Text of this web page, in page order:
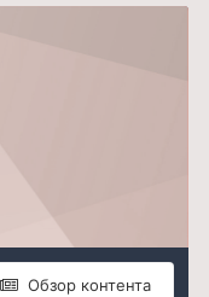
Обзор контента